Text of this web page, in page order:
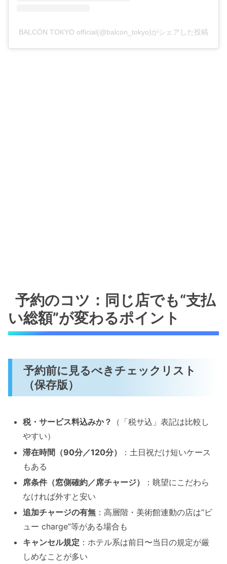
BALCÓN TOKYO official(@balcon_tokyo)がシェアした投稿
予約のコツ：同じ店でも“支払
い総額”が変わるポイント
予約前に見るべきチェックリスト
（保存版）
税・サービス料込みか？
（「税サ込」表記は比較し
やすい）
滞在時間（90分／120分）
：土日祝だけ短いケース
もある
席条件（窓側確約／席チャージ）
：眺望にこだわら
なければ外すと安い
追加チャージの有無 ：高層階・美術館連動の店は“ビ
ュー charge”等がある場合も
キャンセル規定 ：ホテル系は前日〜当日の規定が厳
しめなことが多い